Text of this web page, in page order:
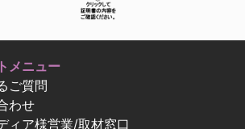
メニュー
ご質問
わせ
ィア様営業/取材窓口